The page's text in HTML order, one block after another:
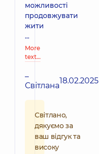
можливості
продовжувати
жити
...
More
text…
–
Світлана18.02.2025
Світлано,
дякуємо за
ваш відгук та
високу